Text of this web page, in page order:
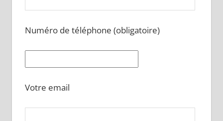
Numéro de téléphone (obligatoire)
Votre email